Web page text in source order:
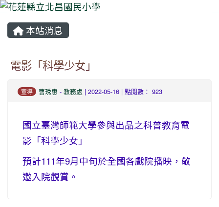
本站消息
電影「科學少女」
宣導 曹琇惠 - 教務處 | 2022-05-16 | 點閱數： 923
國立臺灣師範大學參與出品之科普教育電
影「科學少女」
預計111年9月中旬於全國各戲院播映，敬
邀入院觀賞。